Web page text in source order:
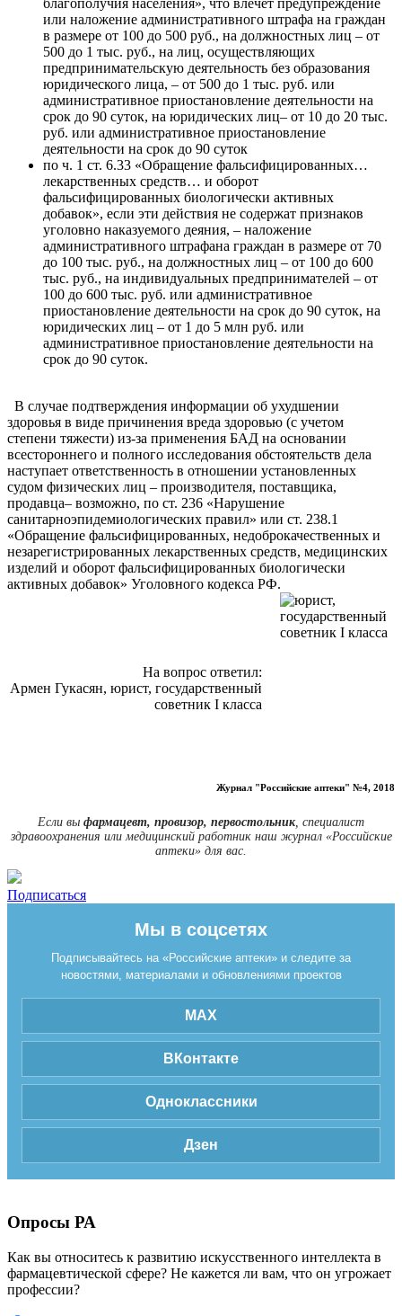
благополучия населения», что влечет предупреждение
или наложение административного штрафа на граждан
в размере от 100 до 500 руб., на должностных лиц – от
500 до 1 тыс. руб., на лиц, осуществляющих
предпринимательскую деятельность без образования
юридического лица, – от 500 до 1 тыс. руб. или
административное приостановление деятельности на
срок до 90 суток, на юридических лиц– от 10 до 20 тыс.
руб. или административное приостановление
деятельности на срок до 90 суток
по ч. 1 ст. 6.33 «Обращение фальсифицированных…
лекарственных средств… и оборот
фальсифицированных биологически активных
добавок», если эти действия не содержат признаков
уголовно наказуемого деяния, – наложение
административного штрафана граждан в размере от 70
до 100 тыс. руб., на должностных лиц – от 100 до 600
тыс. руб., на индивидуальных предпринимателей – от
100 до 600 тыс. руб. или административное
приостановление деятельности на срок до 90 суток, на
юридических лиц – от 1 до 5 млн руб. или
административное приостановление деятельности на
срок до 90 суток.
В случае подтверждения информации об ухудшении
здоровья в виде причинения вреда здоровью (с учетом
степени тяжести) из-за применения БАД на основании
всестороннего и полного исследования обстоятельств дела
наступает ответственность в отношении установленных
судом физических лиц – производителя, поставщика,
продавца– возможно, по ст. 236 «Нарушение
санитарноэпидемиологических правил» или ст. 238.1
«Обращение фальсифицированных, недоброкачественных и
незарегистрированных лекарственных средств, медицинских
изделий и оборот фальсифицированных биологически
активных добавок» Уголовного кодекса РФ.
На вопрос ответил:
Армен Гукасян, юрист, государственный
советник I класса
Журнал "Российские аптеки" №4, 2018
Если вы фармацевт, провизор, первостольник, специалист
здравоохранения или медицинский работник наш журнал «Российские
аптеки» для вас.
Подписаться
Мы в соцсетях
Подписывайтесь на «Российские аптеки» и следите за
новостями, материалами и обновлениями проектов
MAX
ВКонтакте
Одноклассники
Дзен
Опросы РА
Как вы относитесь к развитию искусственного интеллекта в
фармацевтической сфере? Не кажется ли вам, что он угрожает
профессии?